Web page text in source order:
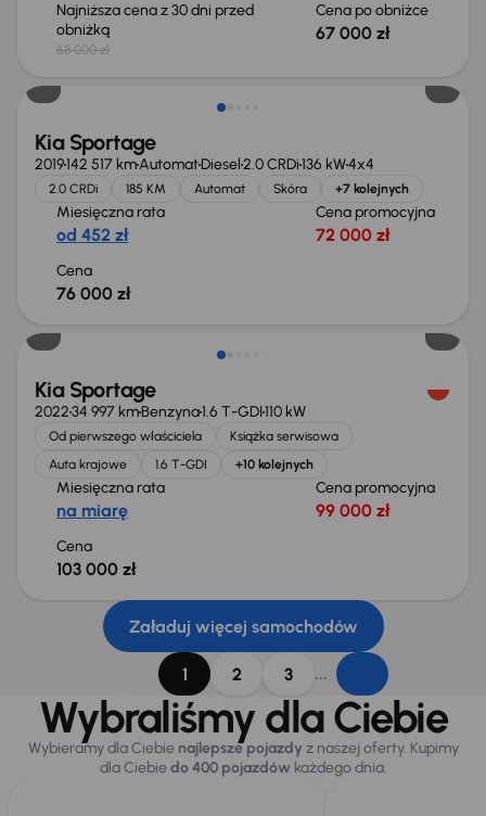
Najniższa cena z 30 dni przed
obniżką
68 000 zł
Cena po obniżce
67 000 zł
Kia Sportage
2019142 517 kmAutomatDiesel2.0 CRDi136 kW4x4
2.0 CRDi 185 KM Automat Skóra +7 kolejnych
Miesięczna rata
od 452 zł
Cena promocyjna
72 000 zł
Cena
76 000 zł
Kia Sportage
202234 997 kmBenzyna1.6 T-GDI110 kW
Od pierwszego właściciela
Książka serwisowa
Auta krajowe
1.6 T-GDI +10 kolejnych
Miesięczna rata
na miarę
Cena promocyjna
99 000 zł
Cena
103 000 zł
Załaduj więcej samochodów
1 2 3 ...
Wybraliśmy dla Ciebie
Wybieramy dla Ciebie najlepsze pojazdy z naszej oferty. Kupimy
dla Ciebiedo 400 pojazdówkażdego dnia.